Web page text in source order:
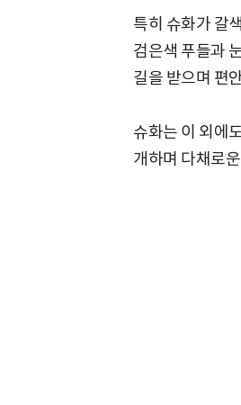
특히 슈화가 갈
검은색 푸들과
길을 받으며 편
슈화는 이 외에
개하며 다채로